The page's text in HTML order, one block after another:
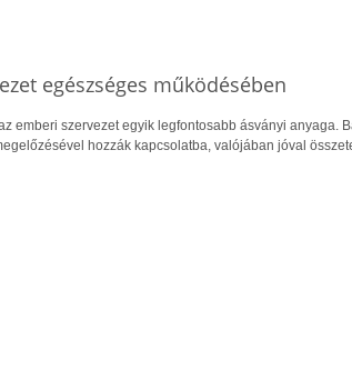
egészséges működésében
emberi szervezet egyik legfontosabb ásványi anyaga.
hozzák kapcsolatba, valójában jóval